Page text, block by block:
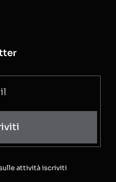
attività iscriviti